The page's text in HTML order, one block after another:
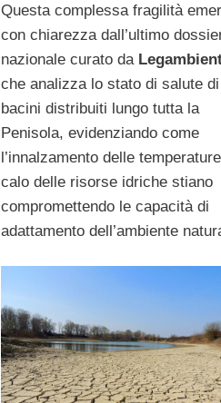
Questa complessa fragilità
con chiarezza dall’ultimo
nazionale curato da
che analizza lo stato di salute
bacini distribuiti lungo tutta la
Penisola, evidenziando come
l’innalzamento delle
calo delle risorse idriche stiano
compromettendo le capacità di
adattamento dell’ambiente